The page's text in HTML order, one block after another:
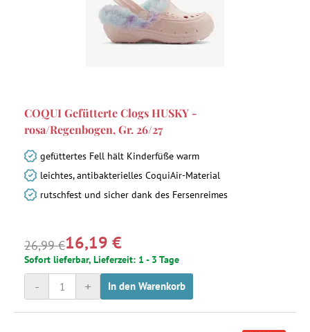
COQUI Gefütterte Clogs HUSKY -
rosa/Regenbogen, Gr. 26/27
gefüttertes Fell hält Kinderfüße warm
leichtes, antibakterielles CoquiAir-Material
rutschfest und sicher dank des Fersenreimes
26,99 €16,19 €
Sofort lieferbar, Lieferzeit: 1 - 3 Tage
+
- In den Warenkorb